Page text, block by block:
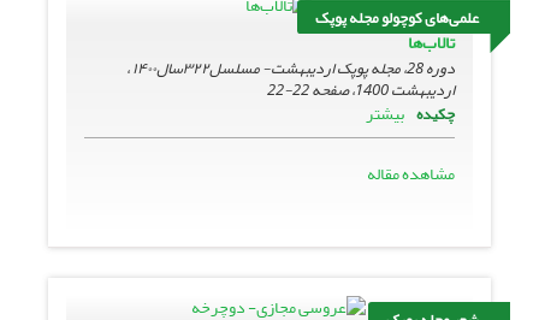
علمی‌های کوچولو مجله پوپک
تالاب‌ها
دوره 28، مجله پوپک اردیبهشت- مسلسل۳۲۲سال۱۴۰۰ ،
اردیبهشت 1400، صفحه
22-22
چکیده بیشتر
مشاهده مقاله